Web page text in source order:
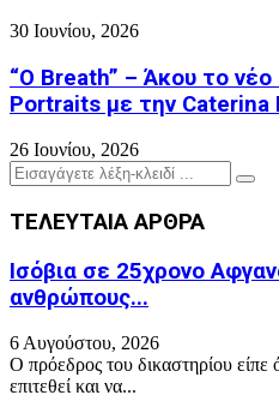
30 Ιουνίου, 2026
“O Breath” – Άκου το
Portraits με την Caterina
26 Ιουνίου, 2026
Search
for:
ΤΕΛΕΥΤΑΙΑ ΑΡΘΡΑ
Ισόβια σε 25χρονο
ανθρώπους...
6 Αυγούστου, 2026
Ο πρόεδρος του δικαστηρίου είπε
επιτεθεί και να...